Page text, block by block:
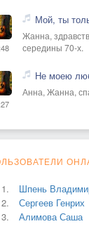
Мой, ты
Жанна,
середины 70-х.
Не моею
Анна, Жанна,
Шпень
Сергеев Генрих
Алимова Саша